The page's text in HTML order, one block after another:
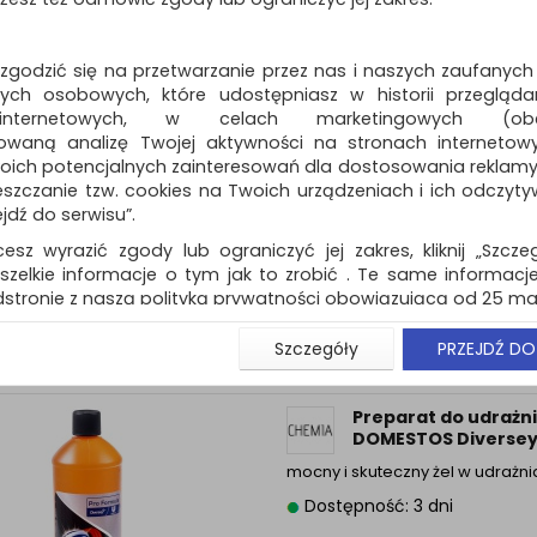
Żel CLINEX
dezynfekcji rąk, 5l
żel do higienicznej dezynfekcji
Dostępność: 3 dni
Preparat do
DOMESTOS
mocny i skuteczny żel w
Dostępność: 3 dni
się na przetwarzanie przez nas i naszych
osobowych, które udostępniasz w historii
w celach marketingowych
analizę Twojej aktywności na stronach
potencjalnych zainteresowań dla dostosowania
tzw. cookies na Twoich urządzeniach i ich
do serwisu”.
wyrazić zgody lub ograniczyć jej zakres, kliknij
informacje o tym jak to zrobić . Te same
z naszą polityką prywatności obowiązującą od 25
użytkowników zalogowanych, aby umożliwić
i związane z tym prawidłowe działanie naszej
np. wysłanie potwierdzenia zamówienia na
Państwu prawidłowych informacji o promocjach
ważna jest Państwa wcześniejsza zgoda której
zgoda jest dobrowolna i można ją w dowolnym
(rozwiń)
Szczegóły PRZEJDŹ